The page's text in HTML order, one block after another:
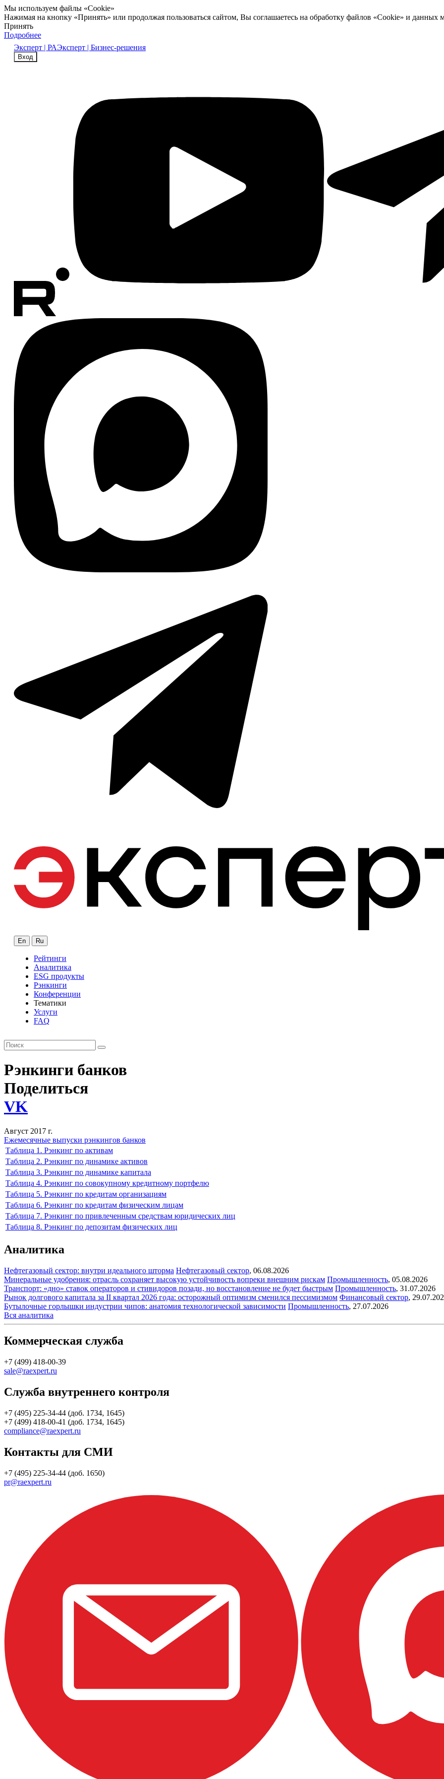
Мы используем файлы «Cookie»
Нажимая на кнопку «Принять» или продолжая пользоваться сайтом, Вы соглашаетесь на обработку файлов «Cookie» и данных
Принять
Подробнее
Эксперт | РАЭксперт | Бизнес-решения
Вход
En Ru
Рейтинги
Аналитика
ESG продукты
Рэнкинги
Конференции
Тематики
Услуги
FAQ
Рэнкинги банков
Поделиться
VK
Август 2017 г.
Ежемесячные выпуски рэнкингов банков
Таблица 1. Рэнкинг по активам
Таблица 2. Рэнкинг по динамике активов
Таблица 3. Рэнкинг по динамике капитала
Таблица 4. Рэнкинг по совокупному кредитному портфелю
Таблица 5. Рэнкинг по кредитам организациям
Таблица 6. Рэнкинг по кредитам физическим лицам
Таблица 7. Рэнкинг по привлеченным средствам юридических лиц
Таблица 8. Рэнкинг по депозитам физических лиц
Аналитика
Нефтегазовый сектор: внутри идеального шторма Нефтегазовый сектор, 06.08.2026
Минеральные удобрения: отрасль сохраняет высокую устойчивость вопреки внешним рискам Промышленность, 05.08.2026
Транспорт: «дно» ставок операторов и стивидоров позади, но восстановление не будет быстрым Промышленность, 31.07.2026
Рынок долгового капитала за II квартал 2026 года: осторожный оптимизм сменился пессимизмом Финансовый сектор,
Бутылочные горлышки индустрии чипов: анатомия технологической зависимости Промышленность, 27.07.2026
Вся аналитика
Коммерческая служба
+7 (499) 418-00-39
sale@raexpert.ru
Служба внутреннего контроля
+7 (495) 225-34-44 (доб. 1734, 1645)
+7 (499) 418-00-41 (доб. 1734, 1645)
compliance@raexpert.ru
Контакты для СМИ
+7 (495) 225-34-44 (доб. 1650)
pr@raexpert.ru